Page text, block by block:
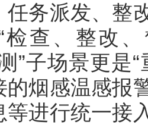
任务派发、整
检查、整改
”子场景更是
的烟感温感报
等进行统一接